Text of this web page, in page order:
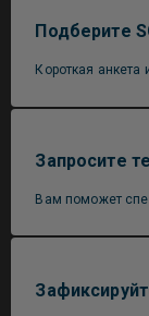
Подберите
Короткая анкета
Запросите
Вам поможет